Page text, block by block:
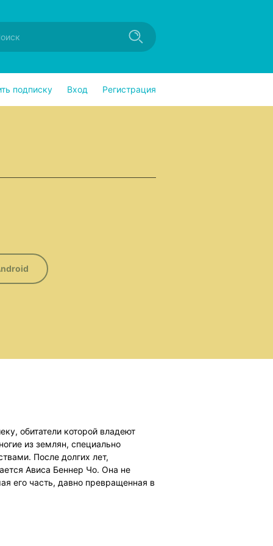
подписку Вход Регистрация
обитатели которой владеют
из землян, специально
После долгих лет,
Ависа Беннер Чо. Она не
его часть, давно превращенная в
нарушается. Вот-вот разразится
привязанностями: к мужу,